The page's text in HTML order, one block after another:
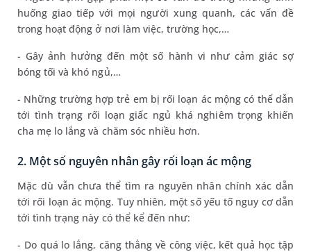
huống giao tiếp với mọi người xung quanh, các vấn đề
trong hoạt động ở nơi làm việc, trường học,…
- Gây ảnh hưởng đến một số hành vi như cảm giác sợ
bóng tối và khó ngủ,…
- Những trường hợp trẻ em bị rối loạn ác mộng có thể dẫn
tới tình trạng rối loạn giấc ngủ khá nghiêm trọng khiến
cha mẹ lo lắng và chăm sóc nhiều hơn.
2. Một số nguyên nhân gây rối loạn ác mộng
Mặc dù vẫn chưa thể tìm ra nguyên nhân chính xác dẫn
tới rối loạn ác mộng. Tuy nhiên, một số yếu tố nguy cơ dẫn
tới tình trạng này có thể kể đến như:
- Do quá lo lắng, căng thẳng về công việc, kết quả học tập